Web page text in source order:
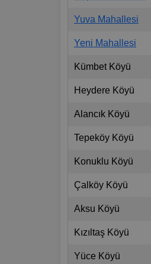
Yuva Mahallesi
Yeni Mahallesi
Kümbet Köyü
Heydere Köyü
Alancık Köyü
Tepeköy Köyü
Konuklu Köyü
Çalköy Köyü
Aksu Köyü
Kızıltaş Köyü
Yüce Köyü